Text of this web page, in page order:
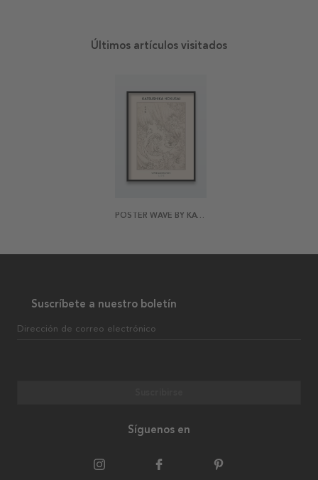
Últimos artículos visitados
POSTER WAVE BY KATSUSHIKA HOKUSAI
Suscríbete a nuestro boletín
Dirección de correo electrónico
Síguenos en